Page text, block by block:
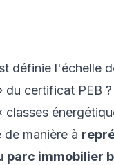
définie l'échelle
du certificat PEB ?
classes
manière à
parc immobilier